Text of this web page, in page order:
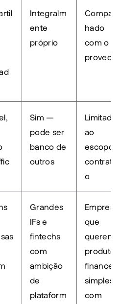
Integralm
ente
próprio
hado
com o
provedor
Sim —
pode ser
banco de
outros
Limitada
ao
escopo
o
Grandes
IFs e
fintechs
com
ambição
de
plataform
que
querem
produto
simples
com